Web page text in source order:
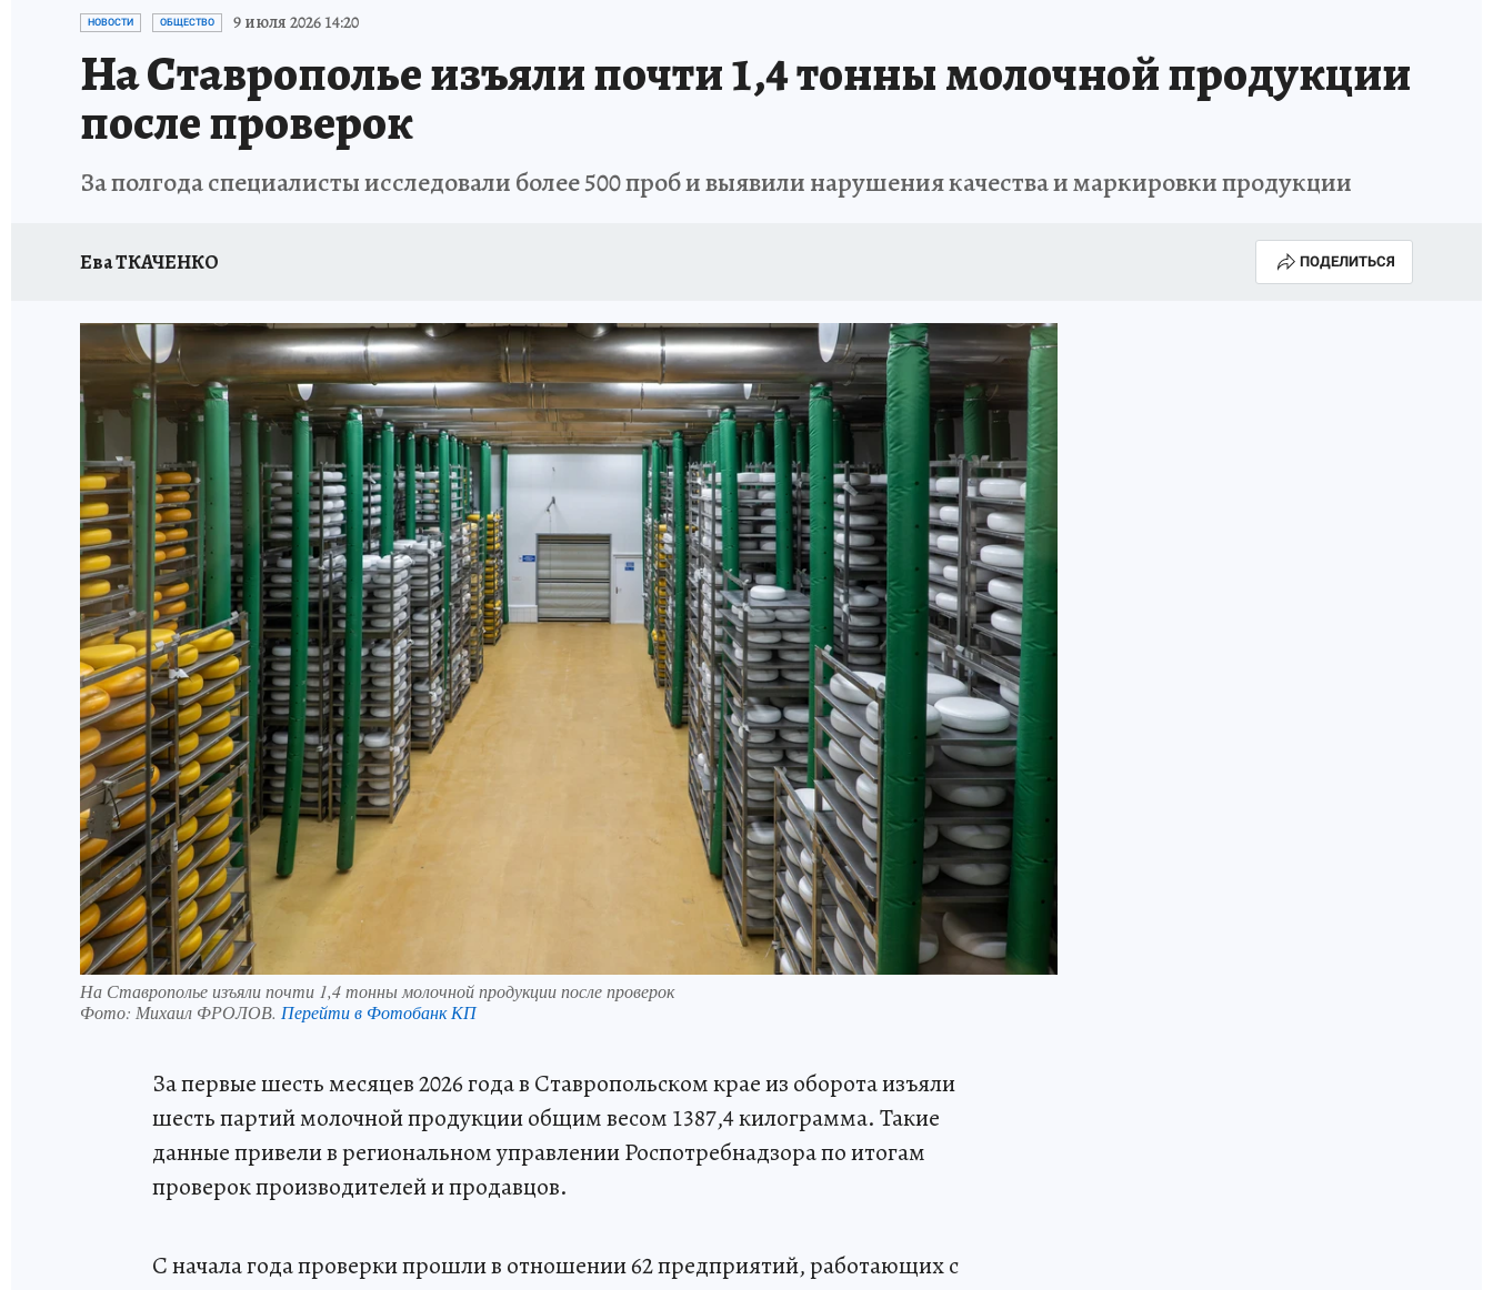
ЗАПОВЕДНАЯ РОССИЯ
НОВОСТИ ОБЩЕСТВО 9 июля 2026 14:20
На Ставрополье изъяли почти 1,4 тонны молочной продукции
после проверок
За полгода специалисты исследовали более 500 проб и выявили нарушения качества и маркировки продукции
Ева ТКАЧЕНКО ПОДЕЛИТЬСЯ
На Ставрополье изъяли почти 1,4 тонны молочной продукции после проверок
Фото: Михаил ФРОЛОВ. Перейти в Фотобанк КП
За первые шесть месяцев 2026 года в Ставропольском крае из оборота изъяли
шесть партий молочной продукции общим весом 1387,4 килограмма. Такие
данные привели в региональном управлении Роспотребнадзора по итогам
проверок производителей и продавцов.
С начала года проверки прошли в отношении 62 предприятий, работающих с